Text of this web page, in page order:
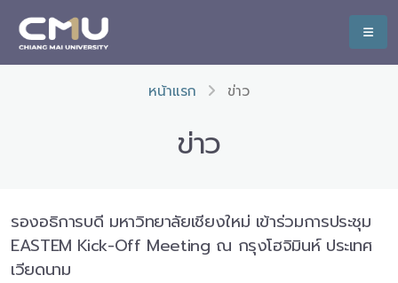
หน้าแรก ข่าว
ข่าว
รองอธิการบดี มหาวิทยาลัยเชียงใหม่ เข้าร่วมการประชุม
EASTEM Kick-Off Meeting ณ กรุงโฮจิมินห์ ประเทศ
เวียดนาม